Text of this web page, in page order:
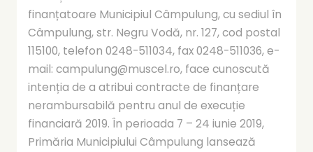
finanțatoare Municipiul Câmpulung, cu sediul în
Câmpulung, str. Negru Vodă, nr. 127, cod postal
115100, telefon 0248-511034, fax 0248-511036, e-
mail: campulung@muscel.ro, face cunoscută
intenția de a atribui contracte de finanțare
nerambursabilă pentru anul de execuție
financiară 2019. În perioada 7 – 24 iunie 2019,
Primăria Municipiului Câmpulung lansează